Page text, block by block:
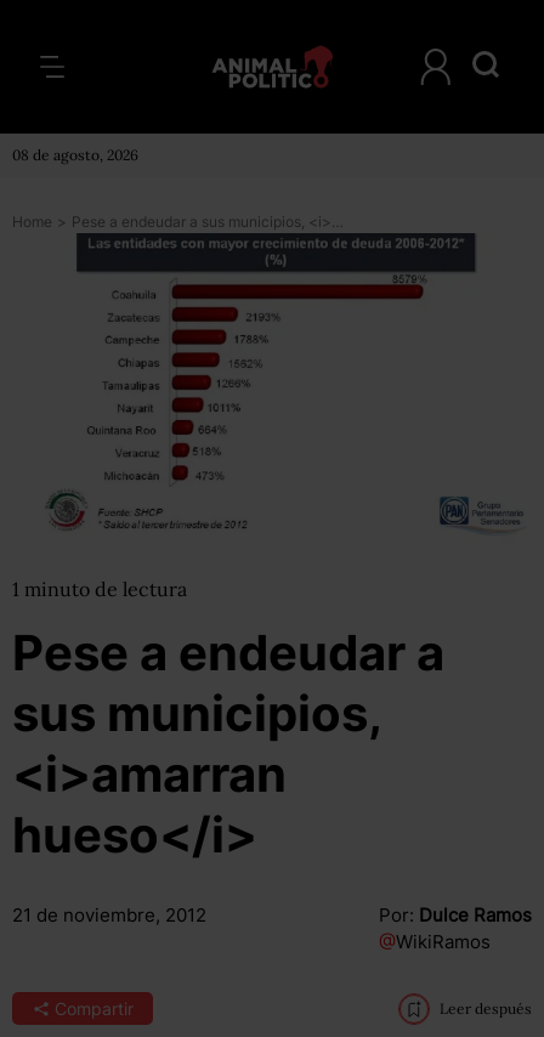
08 de agosto, 2026
Home > Pese a endeudar a sus municipios, <i>amarran hueso</i>
1 minuto de lectura
Pese a endeudar a
sus municipios,
<i>amarran
hueso</i>
21 de noviembre, 2012 Por: Dulce Ramos
@WikiRamos
Compartir Leer después